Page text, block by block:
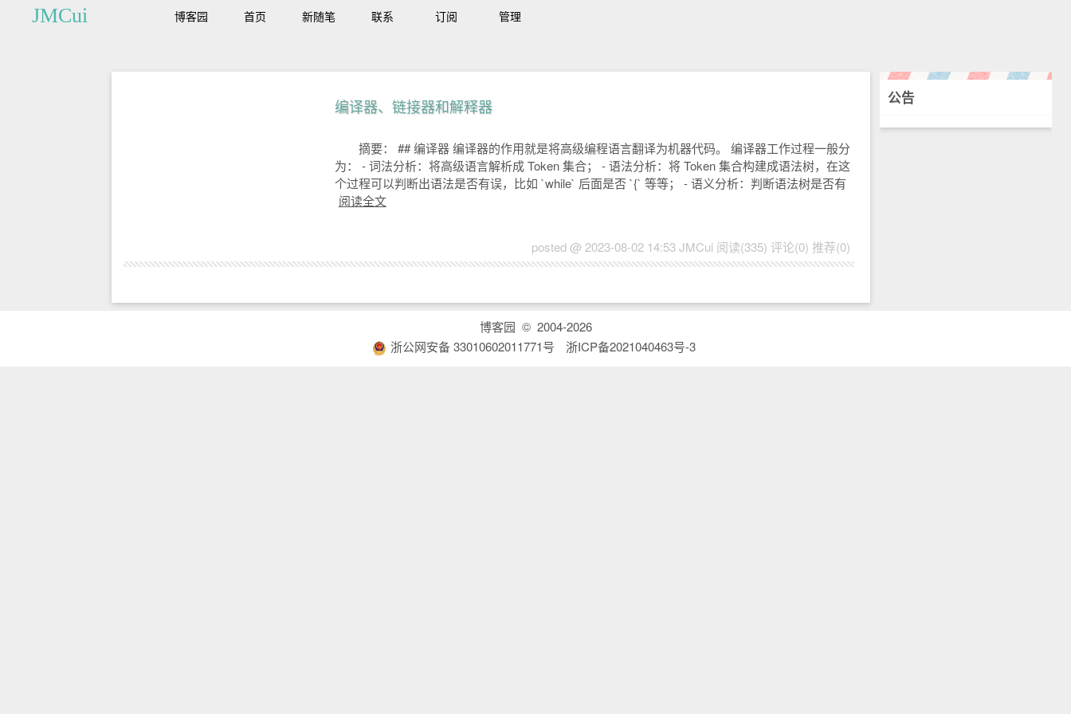
JMCui 博客园 首页 新随笔 联系 订阅 管理
编译器、链接器和解释器
摘要： ## 编译器 编译器的作用就是将高级编程语言翻译为机器代码。 编译器工作过程一般分
为： - 词法分析：将高级语言解析成 Token 集合； - 语法分析：将 Token 集合构建成语法树，在这
个过程可以判断出语法是否有误，比如 `while` 后面是否 `{` 等等； - 语义分析：判断语法树是否有
阅读全文
posted @ 2023-08-02 14:53 JMCui 阅读(335) 评论(0) 推荐(0)
公告
博客园 © 2004-2026
浙公网安备 33010602011771号
浙ICP备2021040463号-3